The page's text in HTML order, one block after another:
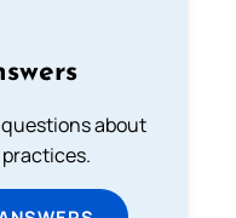
about